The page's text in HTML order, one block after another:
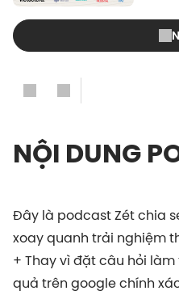
NỘI DUNG
Đây là podcast Zét chia
xoay quanh trải nghiệm
+ Thay vì đặt câu hỏi
quả trên google chính